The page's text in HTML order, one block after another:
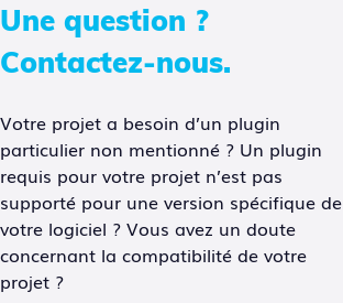
Une question ?
Contactez-nous.
Votre projet a besoin d’un plugin
particulier non mentionné ? Un plugin
requis pour votre projet n’est pas
supporté pour une version spécifique de
votre logiciel ? Vous avez un doute
concernant la compatibilité de votre
projet ?